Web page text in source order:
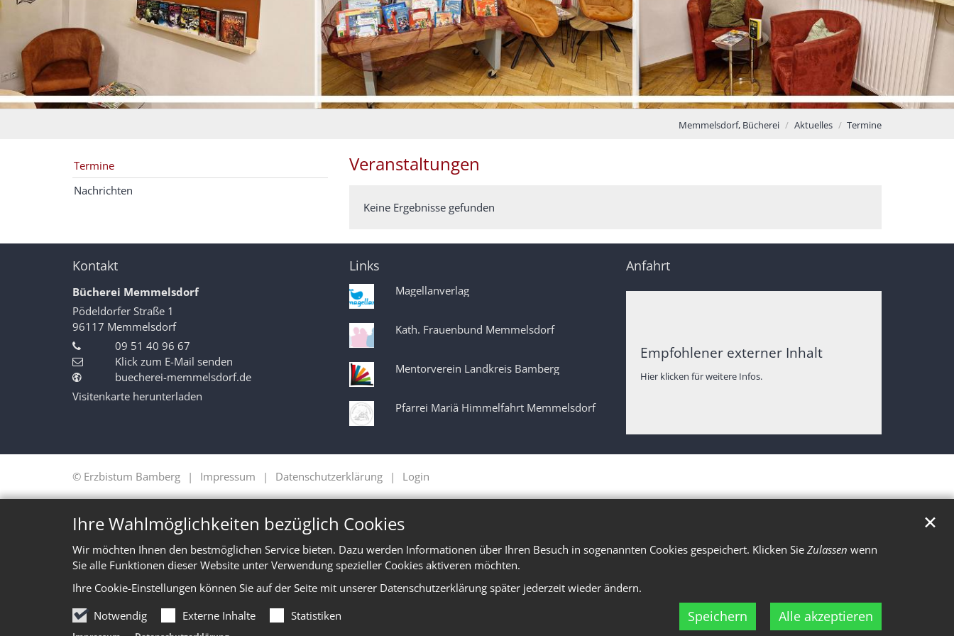
Ihre Wahlmöglichkeiten bezüglich Cookies
Wir möchten Ihnen den bestmöglichen Service bieten. Dazu werden Informationen über Ihren Besuch in sogenannten Cookies gespeichert. Klicken Sie Zulassen wenn
Sie alle Funktionen dieser Website unter Verwendung spezieller Cookies aktiveren möchten.
Ihre Cookie-Einstellungen können Sie auf der Seite mit unserer Datenschutzerklärung später jederzeit wieder ändern.
Notwendig
Externe Inhalte Statistiken Speichern Alle akzeptieren
✕
Memmelsdorf, Bücherei Aktuelles Termine
Veranstaltungen
Keine Ergebnisse gefunden
Termine
Nachrichten
Kontakt
Bücherei Memmelsdorf
Pödeldorfer Straße 1
96117 Memmelsdorf
09 51 40 96 67
Klick zum E-Mail senden
buecherei-memmelsdorf.de
Visitenkarte herunterladen
Links
Magellanverlag
Kath. Frauenbund Memmelsdorf
Mentorverein Landkreis Bamberg
Pfarrei Mariä Himmelfahrt Memmelsdorf
Anfahrt
Empfohlener externer Inhalt
Hier klicken für weitere Infos.
© Erzbistum Bamberg Impressum Datenschutzerklärung Login